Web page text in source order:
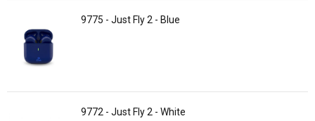
9775 - Just Fly 2 - Blue
9772 - Just Fly 2 - White